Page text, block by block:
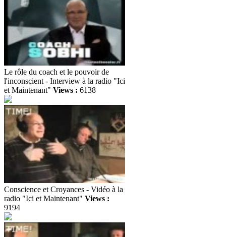
Le rôle du coach et le pouvoir de
l'inconscient - Interview à la radio "Ici
et Maintenant" Views : 6138
Conscience et Croyances - Vidéo à la
radio "Ici et Maintenant" Views :
9194